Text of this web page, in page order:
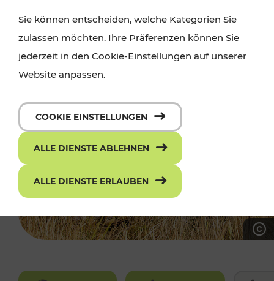
Sie können entscheiden, welche Kategorien Sie
zulassen möchten. Ihre Präferenzen können Sie
jederzeit in den Cookie-Einstellungen auf unserer
Website anpassen.
COOKIE EINSTELLUNGEN
ALLE DIENSTE ABLEHNEN
ALLE DIENSTE ERLAUBEN